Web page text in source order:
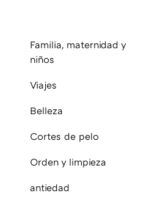
Familia, maternidad y
niños
Viajes
Belleza
Cortes de pelo
Orden y limpieza
antiedad